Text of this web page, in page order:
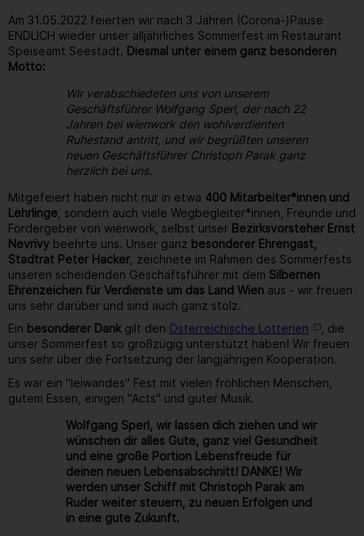
Am 31.05.2022 feierten wir nach 3 Jahren (Corona-)Pause
ENDLICH wieder unser alljährliches Sommerfest im Restaurant
Speiseamt Seestadt. Diesmal unter einem ganz besonderen
Motto:
Wir verabschiedeten uns von unserem
Geschäftsführer Wolfgang Sperl, der nach 22
Jahren bei wienwork den wohlverdienten
Ruhestand antritt, und wir begrüßten unseren
neuen Geschäftsführer Christoph Parak ganz
herzlich bei uns.
Mitgefeiert haben nicht nur in etwa 400 Mitarbeiter*innen und
Lehrlinge , sondern auch viele Wegbegleiter*innen, Freunde und
Fördergeber von wienwork, selbst unser Bezirksvorsteher Ernst
Nevrivy beehrte uns. Unser ganz besonderer Ehrengast,
Stadtrat Peter Hacker , zeichnete im Rahmen des Sommerfests
unseren scheidenden Geschäftsführer mit dem Silbernen
Ehrenzeichen für Verdienste um das Land Wien aus - wir freuen
uns sehr darüber und sind auch ganz stolz.
Ein besonderer Dank gilt den Österreichische Lotterien
, die
unser Sommerfest so großzügig unterstützt haben! Wir freuen
uns sehr über die Fortsetzung der langjährigen Kooperation.
Es war ein "leiwandes" Fest mit vielen fröhlichen Menschen,
gutem Essen, einigen "Acts" und guter Musik.
Wolfgang Sperl, wir lassen dich ziehen und wir
wünschen dir alles Gute, ganz viel Gesundheit
und eine große Portion Lebensfreude für
deinen neuen Lebensabschnitt! DANKE! Wir
werden unser Schiff mit Christoph Parak am
Ruder weiter steuern, zu neuen Erfolgen und
in eine gute Zukunft.